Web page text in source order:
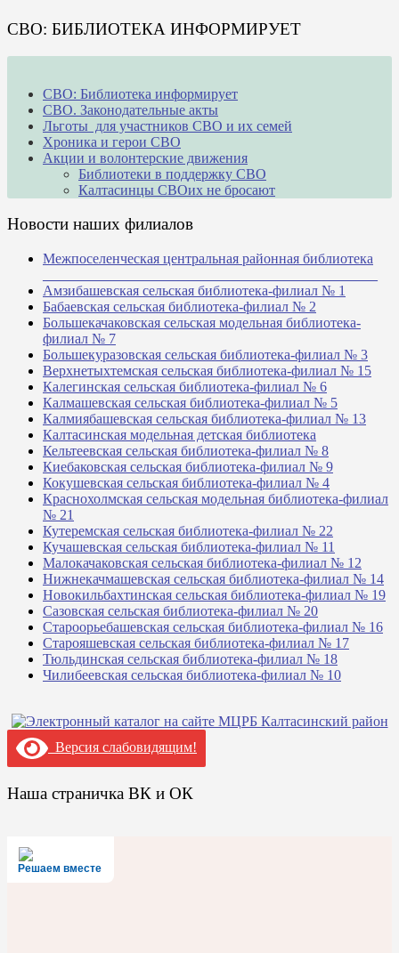
СВО: БИБЛИОТЕКА ИНФОРМИРУЕТ
СВО: Библиотека информирует
СВО. Законодательные акты
Льготы для участников СВО и их семей
Хроника и герои СВО
Акции и волонтерские движения
Библиотеки в поддержку СВО
Калтасинцы СВОих не бросают
Новости наших филиалов
Межпоселенческая центральная районная библиотека
Амзибашевская сельская библиотека-филиал № 1
Бабаевская сельская библиотека-филиал № 2
Большекачаковская сельская модельная библиотека-
филиал № 7
Большекуразовская сельская библиотека-филиал № 3
Верхнетыхтемская сельская библиотека-филиал № 15
Калегинская сельская библиотека-филиал № 6
Калмашевская сельская библиотека-филиал № 5
Калмиябашевская сельская библиотека-филиал № 13
Калтасинская модельная детская библиотека
Кельтеевская сельская библиотека-филиал № 8
Киебаковская сельская библиотека-филиал № 9
Кокушевская сельская библиотека-филиал № 4
Краснохолмская сельская модельная библиотека-филиал
№ 21
Кутеремская сельская библиотека-филиал № 22
Кучашевская сельская библиотека-филиал № 11
Малокачаковская сельская библиотека-филиал № 12
Нижнекачмашевская сельская библиотека-филиал № 14
Новокильбахтинская сельская библиотека-филиал № 19
Сазовская сельская библиотека-филиал № 20
Староорьебашевская сельская библиотека-филиал № 16
Старояшевская сельская библиотека-филиал № 17
Тюльдинская сельская библиотека-филиал № 18
Чилибеевская сельская библиотека-филиал № 10
Версия слабовидящим!
Наша страничка ВК и ОК
Решаем вместе